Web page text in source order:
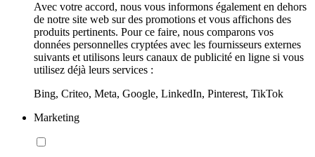
Avec votre accord, nous vous informons également en dehors
de notre site web sur des promotions et vous affichons des
produits pertinents. Pour ce faire, nous comparons vos
données personnelles cryptées avec les fournisseurs externes
suivants et utilisons leurs canaux de publicité en ligne si vous
utilisez déjà leurs services :
Bing, Criteo, Meta, Google, LinkedIn, Pinterest, TikTok
Marketing